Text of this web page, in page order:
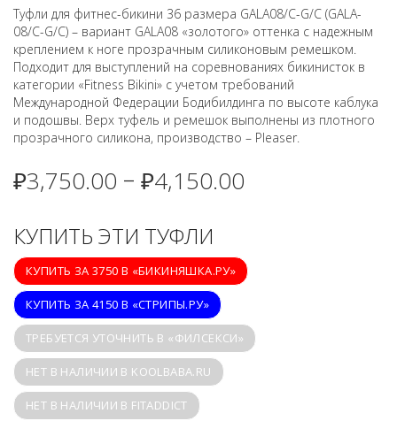
Туфли для фитнес-бикини 36 размера GALA08/C-G/C (GALA-
08/C-G/C) – вариант GALA08 «золотого» оттенка с надежным
креплением к ноге прозрачным силиконовым ремешком.
Подходит для выступлений на соревнованиях бикинисток в
категории «Fitness Bikini» с учетом требований
Международной Федерации Бодибилдинга по высоте каблука
и подошвы. Верх туфель и ремешок выполнены из плотного
прозрачного силикона, производство – Pleaser.
₽3,750.00 – ₽4,150.00
КУПИТЬ ЭТИ ТУФЛИ
КУПИТЬ ЗА 3750 В «БИКИНЯШКА.РУ»
КУПИТЬ ЗА 4150 В «СТРИПЫ.РУ»
ТРЕБУЕТСЯ УТОЧНИТЬ В «ФИЛСЕКСИ»
НЕТ В НАЛИЧИИ В KOOLBABA.RU
НЕТ В НАЛИЧИИ В FITADDICT